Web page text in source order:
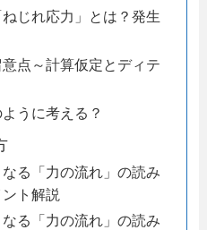
じれ応力」とは？発生
点～計算仮定とディテ
うに考える？
る「力の流れ」の読み
ト解説
る「力の流れ」の読み